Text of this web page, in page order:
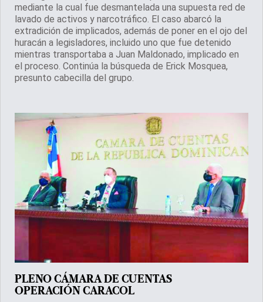
mediante la cual fue desmantelada una supuesta red de
lavado de activos y narcotráfico. El caso abarcó la
extradición de implicados, además de poner en el ojo del
huracán a legisladores, incluido uno que fue detenido
mientras transportaba a Juan Maldonado, implicado en
el proceso. Continúa la búsqueda de Erick Mosquea,
presunto cabecilla del grupo.
PLENO CÁMARA DE CUENTAS
OPERACIÓN CARACOL